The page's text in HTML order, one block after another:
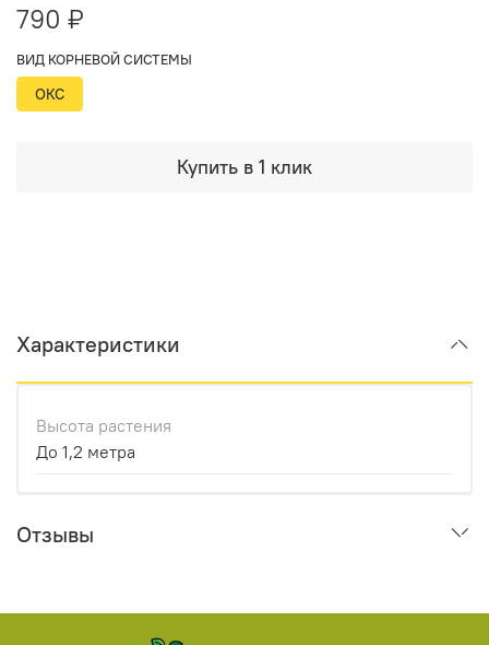
790 ₽
Купить в 1 клик
ВИД КОРНЕВОЙ СИСТЕМЫ
ОКС
Характеристики
Высота растения
До 1,2 метра
Отзывы